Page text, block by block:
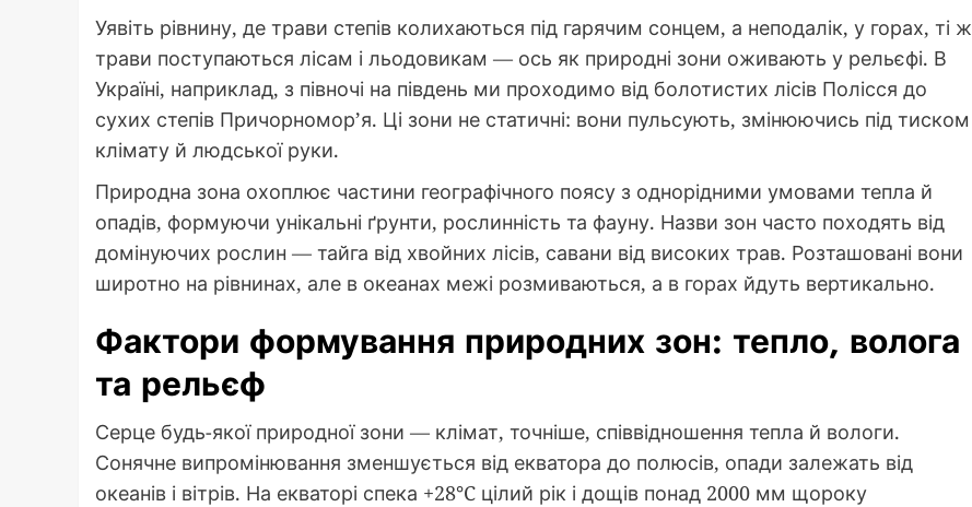
Уявіть рівнину, де трави степів колихаються під гарячим сонцем, а неподалік, у горах, ті ж
трави поступаються лісам і льодовикам — ось як природні зони оживають у рельєфі. В
Україні, наприклад, з півночі на південь ми проходимо від болотистих лісів Полісся до
сухих степів Причорномор’я. Ці зони не статичні: вони пульсують, змінюючись під тиском
клімату й людської руки.
Природна зона охоплює частини географічного поясу з однорідними умовами тепла й
опадів, формуючи унікальні ґрунти, рослинність та фауну. Назви зон часто походять від
домінуючих рослин — тайга від хвойних лісів, савани від високих трав. Розташовані вони
широтно на рівнинах, але в океанах межі розмиваються, а в горах йдуть вертикально.
Фактори формування природних зон: тепло, волога
та рельєф
Серце будь-якої природної зони — клімат, точніше, співвідношення тепла й вологи.
Сонячне випромінювання зменшується від екватора до полюсів, опади залежать від
океанів і вітрів. На екваторі спека +28°C цілий рік і дощів понад 2000 мм щороку